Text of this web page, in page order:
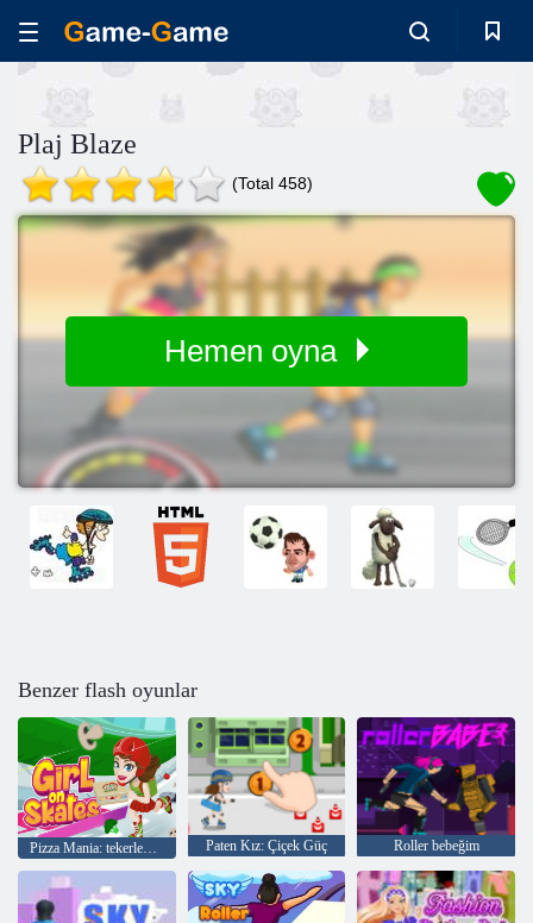
Plaj Blaze
(Total 458)
Hemen oyna
Benzer flash oyunlar
Pizza Mania: tekerlekli patenler üzerinde bir kız Paten Kız: Çiçek Güç Roller bebeğim